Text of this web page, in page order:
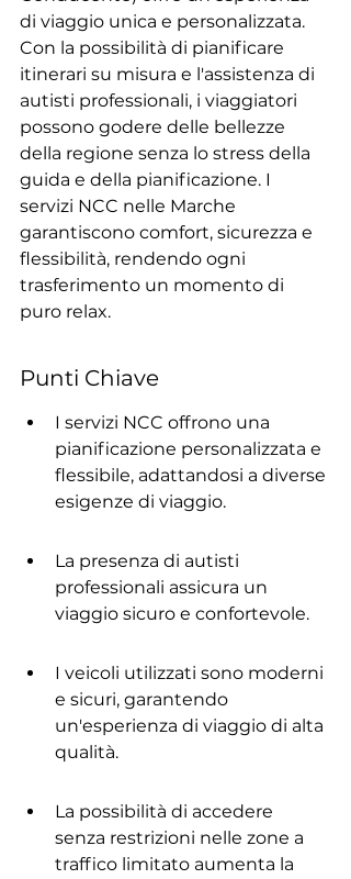
di viaggio unica e personalizzata.
Con la possibilità di pianificare
itinerari su misura e l'assistenza di
autisti professionali, i viaggiatori
possono godere delle bellezze
della regione senza lo stress della
guida e della pianificazione. I
servizi NCC nelle Marche
garantiscono comfort, sicurezza e
flessibilità, rendendo ogni
trasferimento un momento di
puro relax.
Punti Chiave
I servizi NCC offrono una
pianificazione personalizzata e
flessibile, adattandosi a diverse
esigenze di viaggio.
La presenza di autisti
professionali assicura un
viaggio sicuro e confortevole.
I veicoli utilizzati sono moderni
e sicuri, garantendo
un'esperienza di viaggio di alta
qualità.
La possibilità di accedere
senza restrizioni nelle zone a
traffico limitato aumenta la